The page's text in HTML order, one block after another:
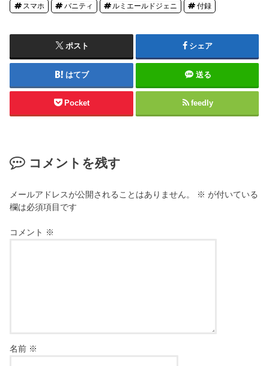
スマホ バニティ ルミエールドジェニ 付録
ポスト シェア
はてブ 送る
Pocket feedly
コメントを残す
メールアドレスが公開されることはありません。 ※ が付いている
欄は必須項目です
コメント ※
名前 ※